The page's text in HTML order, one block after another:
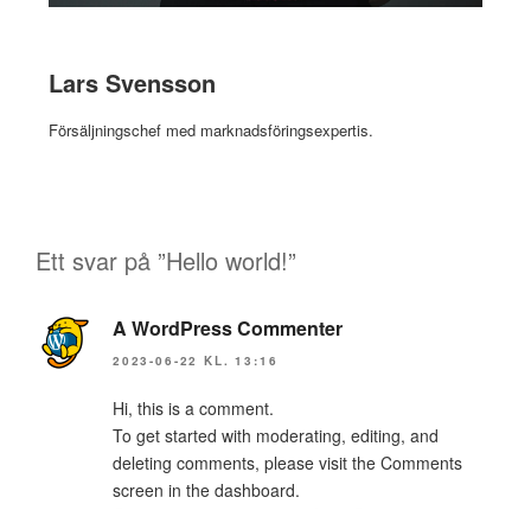
Lars Svensson
Försäljningschef med marknadsföringsexpertis.
Ett svar på ”Hello world!”
A WordPress Commenter
2023-06-22 KL. 13:16
Hi, this is a comment.
To get started with moderating, editing, and
deleting comments, please visit the Comments
screen in the dashboard.